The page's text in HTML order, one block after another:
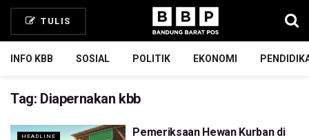
TULIS
INFO KBB SOSIAL POLITIK EKONOMI
Tag: Diapernakan kbb
HEADLINE
Pemeriksaan Hewan Kurban di